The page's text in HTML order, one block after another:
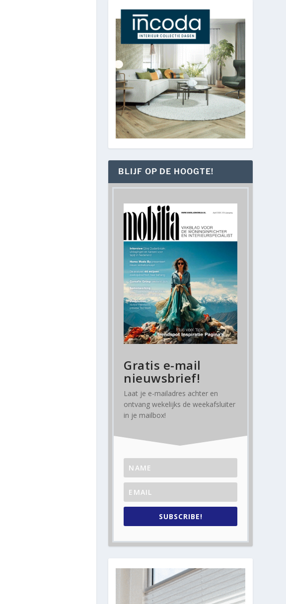
BLIJF OP DE HOOGTE!
Gratis e-mail
nieuwsbrief!
Laat je e-mailadres achter en
ontvangwekelijks de weekafsluiter
in je mailbox!
SUBSCRIBE!